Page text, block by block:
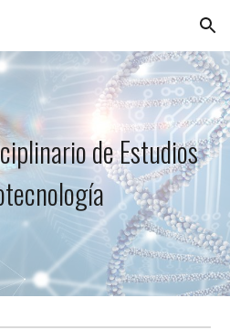
Skip to navigation
de Estudios